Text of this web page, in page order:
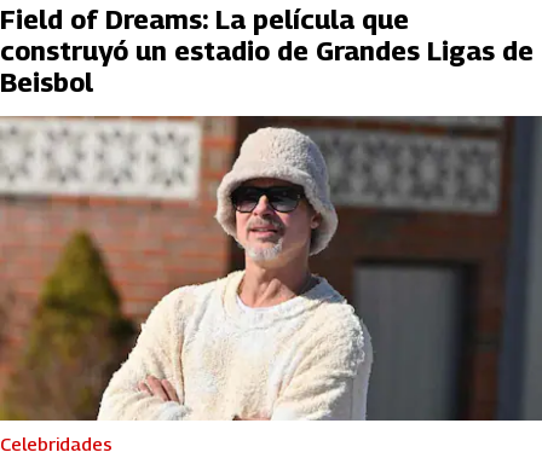
Field of Dreams: La película que
construyó un estadio de Grandes Ligas de
Beisbol
Celebridades